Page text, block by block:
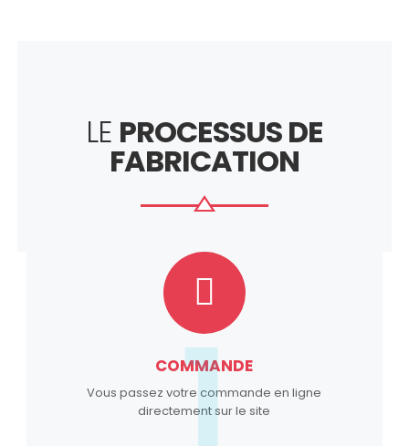
LE PROCESSUS DE
FABRICATION
COMMANDE
Vous passez votre commande en ligne
directement sur le site
1